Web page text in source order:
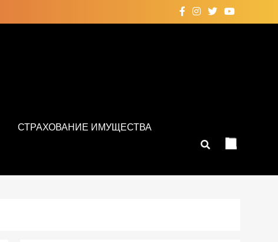
СТРАХОВАНИЕ ИМУЩЕСТВА